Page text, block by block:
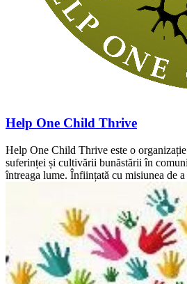
Help One Child Thrive
Help One Child Thrive este o
suferinței și cultivării bunăstării în
întreaga lume. Înființată cu misiunea